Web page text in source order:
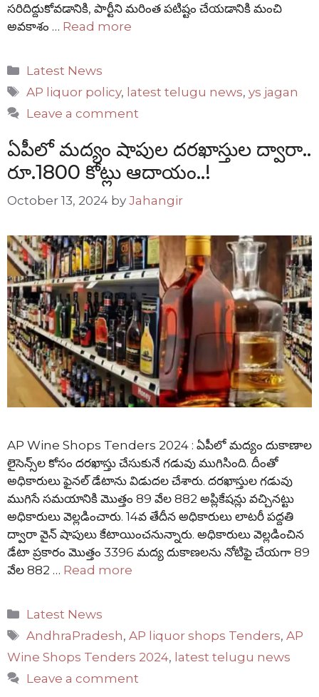
సరిదిద్దుకోవడానికి, పార్టీని మరింత పటిష్టం చేయడానికి మంచి
అవకాశం … Read more
Categories
Latest News
Tags
AP liquor policy, latest telugu news,ys jagan
Leave a comment
ఏపీలో మద్యం షాపుల దరఖాస్తుల ద్వారా..
రూ.1800 కోట్లు ఆదాయం..!
October 13, 2024 by Jahangir
AP Wine Shops Tenders 2024 : ఏపీలో మద్యం దుకాణాల
లైసెన్స్‌ల కోసం దరఖాస్తు చేసుకునే గడువు ముగిసింది. దీంతో
అధికారులు ఫైనల్ డేటాను విడుదల చేశారు. దరఖాస్తుల గడువు
ముగిసే సమయానికి మొత్తం 89 వేల 882 అప్లికేషన్లు వచ్చినట్టు
అధికారులు వెల్లడించారు. 14వ తేదీన అధికారులు లాటరీ పద్దతి
ద్వారా వైన్ షాపులు కేటాయించనున్నారు. అధికారులు వెల్లడించిన
డేటా ప్రకారం మొత్తం 3396 మద్య దుకాణలను నోటిఫై చేయగా 89
వేల 882 … Read more
Categories
Latest News
Tags
AndhraPradesh,AP liquor shops Tenders,AP
Wine Shops Tenders 2024, latest telugu news
Leave a comment